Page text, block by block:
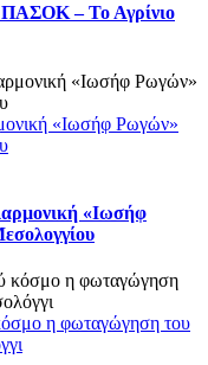
ΠΑΣΟΚ – Το Αγρίνιο
«Ιωσήφ Ρωγών»
«Ιωσήφ
η φωταγώγηση του